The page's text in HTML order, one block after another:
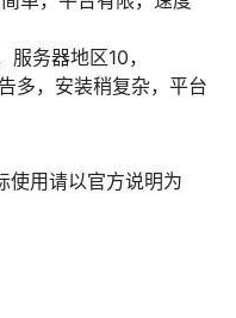
务器地区10，
多，安装稍复杂，平台
使用请以官方说明为